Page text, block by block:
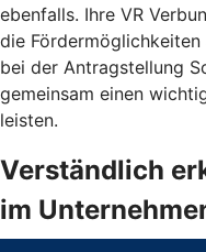
ebenfalls. Ihre VR
die
bei der Antragstellung
gemeinsam einen
leisten.
Verständlich
im